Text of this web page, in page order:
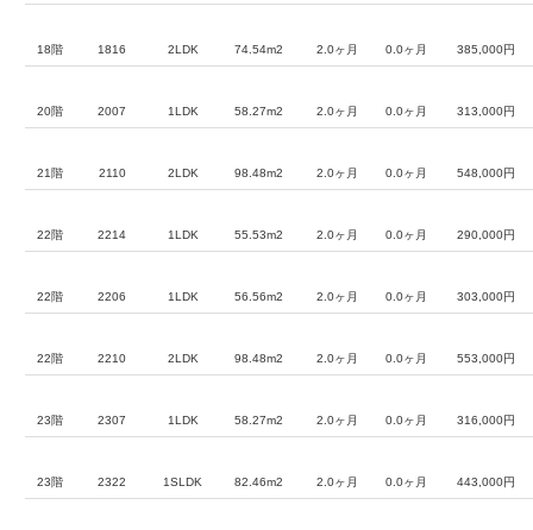
18階 1816 2LDK 74.54m2 2.0ヶ月 0.0ヶ月 385,000円
20階 2007 1LDK 58.27m2 2.0ヶ月 0.0ヶ月 313,000円
21階 2110 2LDK 98.48m2 2.0ヶ月 0.0ヶ月 548,000円
22階 2214 1LDK 55.53m2 2.0ヶ月 0.0ヶ月 290,000円
22階 2206 1LDK 56.56m2 2.0ヶ月 0.0ヶ月 303,000円
22階 2210 2LDK 98.48m2 2.0ヶ月 0.0ヶ月 553,000円
23階 2307 1LDK 58.27m2 2.0ヶ月 0.0ヶ月 316,000円
23階 2322 1SLDK 82.46m2 2.0ヶ月 0.0ヶ月 443,000円